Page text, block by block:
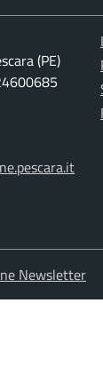
(PE)
Newsletter